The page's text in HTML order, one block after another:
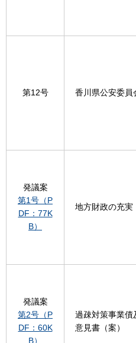
第12号 香川県公安委員
発議案
第1号（P
DF：77K
B）
地方財政の充実
発議案
第2号（P
DF：60K
B）
過疎対策事業債
意見書（案）